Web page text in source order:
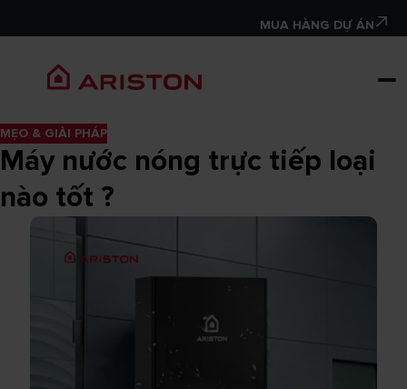
MUA HÀNG DỰ ÁN
MẸO & GIẢI PHÁP
Máy nước nóng trực tiếp loại
nào tốt ?